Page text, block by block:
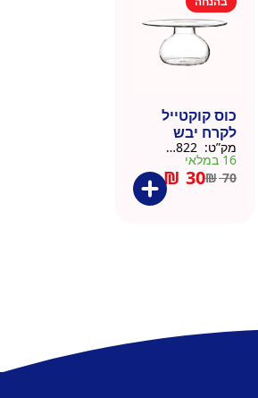
כוס קוקטייל
לקרח יבש
צלוחית 450 מל
מק”ט:
16 במלאי
₪70
₪ 30